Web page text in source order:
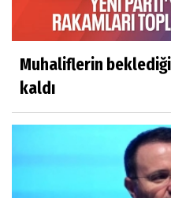
Muhaliflerin
kaldı